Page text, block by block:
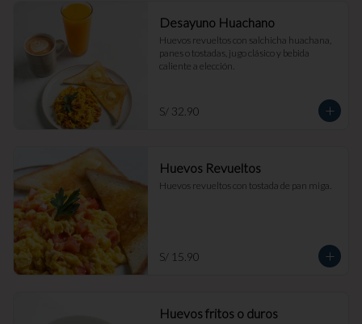
Desayuno Huachano
Huevos revueltos con salchicha huachana,
panes o tostadas, jugo clásico y bebida
caliente a elección.
S/ 32.90
Huevos Revueltos
Huevos revueltos con tostada de pan miga.
S/ 15.90
Huevos fritos o duros